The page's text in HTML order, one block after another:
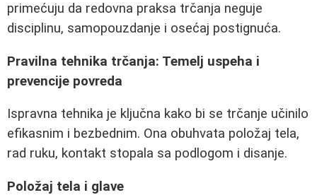
primećuju da redovna praksa trčanja neguje
disciplinu, samopouzdanje i osećaj postignuća.
Pravilna tehnika trčanja: Temelj uspeha i
prevencije povreda
Ispravna tehnika je ključna kako bi se trčanje učinilo
efikasnim i bezbednim. Ona obuhvata položaj tela,
rad ruku, kontakt stopala sa podlogom i disanje.
Položaj tela i glave